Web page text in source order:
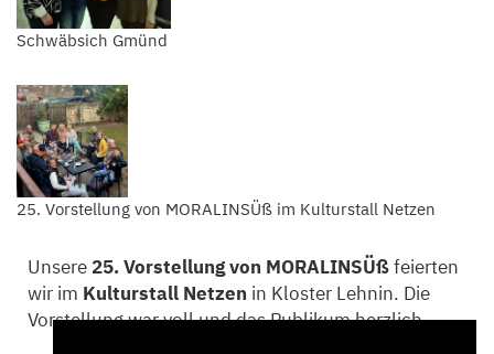
Schwäbsich Gmünd
25. Vorstellung von MORALINSÜß im Kulturstall Netzen
Unsere 25. Vorstellung von MORALINSÜßfeierten
wir im Kulturstall Netzen in Kloster Lehnin. Die
Vorstellung war voll und das Publikum herzlich.